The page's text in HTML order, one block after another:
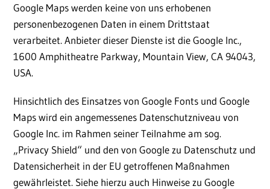
Google Maps werden keine von uns erhobenen
personenbezogenen Daten in einem Drittstaat
verarbeitet. Anbieter dieser Dienste ist die Google Inc.,
1600 Amphitheatre Parkway, Mountain View, CA 94043,
USA.
Hinsichtlich des Einsatzes von Google Fonts und Google
Maps wird ein angemessenes Datenschutzniveau von
Google Inc. im Rahmen seiner Teilnahme am sog.
„Privacy Shield“ und den von Google zu Datenschutz und
Datensicherheit in der EU getroffenen Maßnahmen
gewährleistet. Siehe hierzu auch Hinweise zu Google